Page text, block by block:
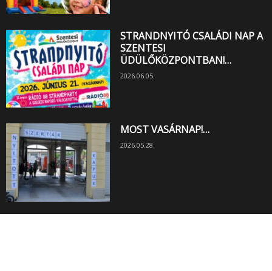
STRANDNYITÓ CSALÁDI NAP A
SZENTESI
ÜDÜLŐKÖZPONTBAN!…
2026.06.05.
MOST VASÁRNAP!…
2026.05.28.